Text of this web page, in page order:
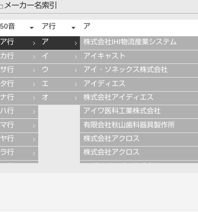
メーカー名索引
50音
ア行
カ行
サ行
タ行
ナ行
ハ行
マ行
ヤ行
ラ行
ア行
ア
イ
ウ
エ
オ
ア
株式会社IHI物流産業システム
アイキャスト
アイ・ソネックス株式会社
アイディエス
株式会社アイディエス
アイワ医科工業株式会社
有限会社秋山歯科器具製作所
株式会社アクロス
株式会社アクロス